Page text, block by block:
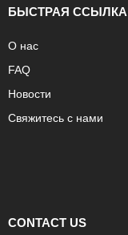
БЫСТРАЯ ССЫЛКА
О нас
FAQ
Новости
Свяжитесь с нами
CONTACT US